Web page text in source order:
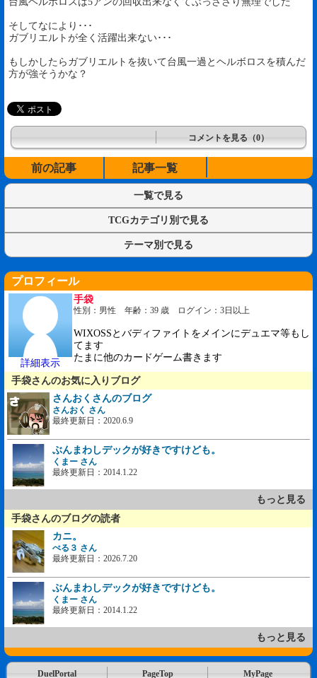
そしてなにより･･･
ガブリエルトが全く活躍出来ない･･･
もしかしたらガブリエルトを抜いて台風一過とヘルボロスを積んだ
方が強そうかな？
コメントを見る（0）
前の記事 記事一覧
一覧で見る
TCGカテゴリ別で見る
テーマ別で見る
プロフィール
詳細表示
手袋
性別：男性 年齢：39 歳 ログイン：3日以上
WIXOSSとバディファイトをメインにデュエマ等もし
てます
たまに他のカードゲーム書きます
手袋さんのお気に入りブログ
さんおくさんのブログ
さんおく さん
最終更新日：2020.6.9
ぶんまわしデックが好きですけども。
くまー さん
最終更新日：2014.1.22
もっと見る
手袋さんのブログの読者
カニ。
ぺる３ さん
最終更新日：2026.7.20
ぶんまわしデックが好きですけども。
くまー さん
最終更新日：2014.1.22
もっと見る
DuelPortal PageTop MyPage